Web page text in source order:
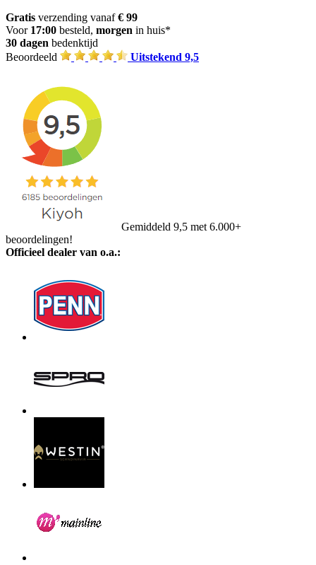
Gratis verzending vanaf€ 99
Voor 17:00 besteld, morgen in huis*
30 dagen bedenktijd
Beoordeeld
Uitstekend 9,5
Gemiddeld 9,5 met 6.000+
beoordelingen!
Officieel dealer van o.a.: